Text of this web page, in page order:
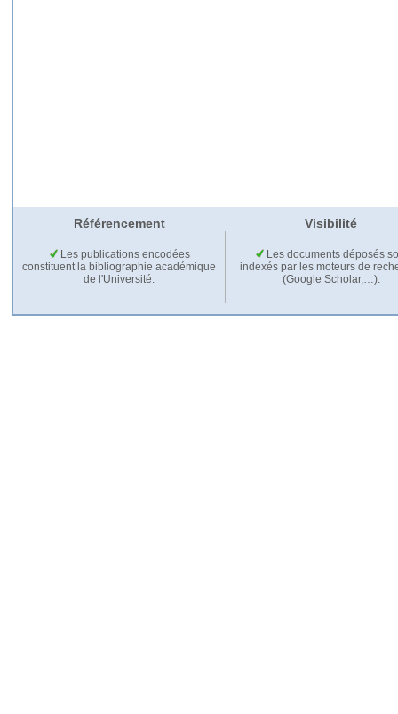
Référencement Visibilité
Les publications encodées
constituent la bibliographie académique
de l'Université.
Les documents déposés
indexés par les moteurs de
(Google Scholar,…).